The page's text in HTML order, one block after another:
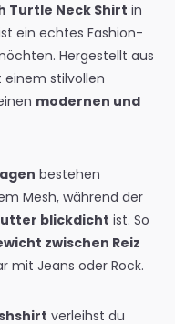
Turtle Neck Shirt in
ein echtes Fashion-
Hergestellt aus
einem stilvollen
modernen und
bestehen
Mesh, während der
blickdicht ist. So
zwischen Reiz
mit Jeans oder Rock.
verleihst du